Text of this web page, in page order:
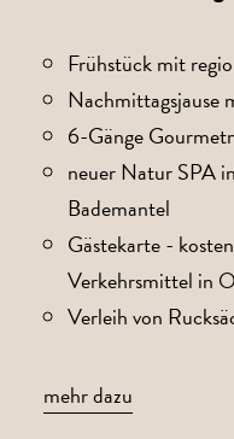
Frühstück mit
Nachmittagsjause
6-Gänge
neuer Natur SPA
Bademantel
Gästekarte -
Verkehrsmittel in
Verleih von
mehr dazu